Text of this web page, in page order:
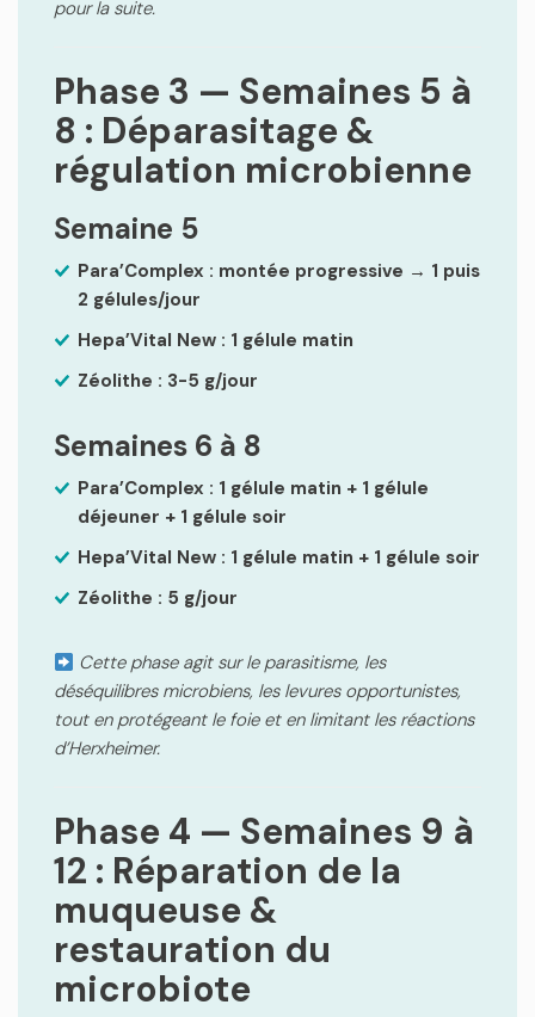
pour la suite.
Phase 3 — Semaines 5 à
8 : Déparasitage &
régulation microbienne
Semaine 5
Para’Complex : montée progressive → 1 puis
2 gélules/jour
Hepa’Vital New : 1 gélule matin
Zéolithe : 3-5 g/jour
Semaines 6 à 8
Para’Complex : 1 gélule matin + 1 gélule
déjeuner + 1 gélule soir
Hepa’Vital New : 1 gélule matin + 1 gélule soir
Zéolithe : 5 g/jour
Cette phase agit sur le parasitisme, les
déséquilibres microbiens, les levures opportunistes,
tout en protégeant le foie et en limitant les réactions
d’Herxheimer.
Phase 4 — Semaines 9 à
12 : Réparation de la
muqueuse &
restauration du
microbiote